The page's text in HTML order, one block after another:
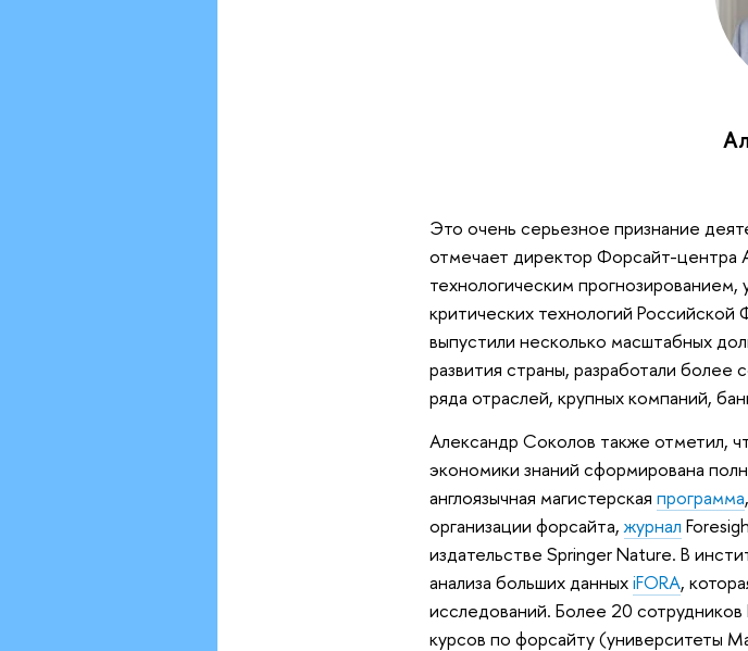
Это очень серьезное признание
отмечает директор Форсайт-центра
технологическим
критических технологий
выпустили несколько масштабных
развития страны, разработали более
ряда отраслей, крупных компаний,
Александр Соколов также отметил,
экономики знаний сформирована
англоязычная магистерскаяпрограмма
организации форсайта,журнал
издательстве Springer Nature. В
анализа больших данныхiFORA,
исследований. Более 20
курсов по форсайту (университеты